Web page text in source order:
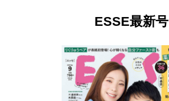
ESSE最新号